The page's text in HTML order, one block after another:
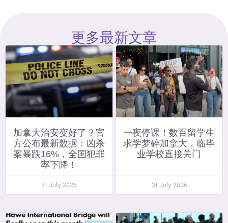
更多最新文章
加拿大治安变好了？官
方公布最新数据：凶杀
案暴跌16%，全国犯罪
率下降！
31 July 2026
一夜停课！数百留学生
求学梦碎加拿大，临毕
业学校直接关门
31 July 2026